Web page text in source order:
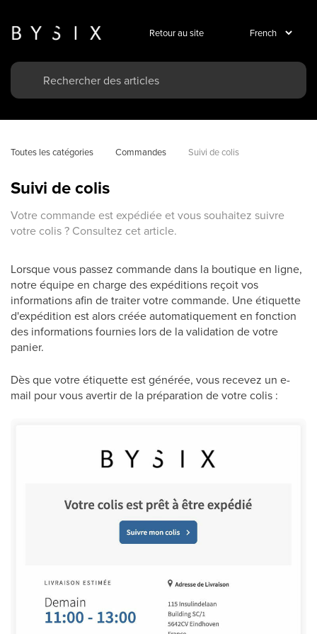
Retour au site
Toutes les catégories Commandes Suivi de colis
Suivi de colis
Votre commande est expédiée et vous souhaitez suivre
votre colis ? Consultez cet article.
Lorsque vous passez commande dans la boutique en ligne,
notre équipe en charge des expéditions reçoit vos
informations afin de traiter votre commande. Une étiquette
d'expédition est alors créée automatiquement en fonction
des informations fournies lors de la validation de votre
panier.
Dès que votre étiquette est générée, vous recevez un e-
mail pour vous avertir de la préparation de votre colis :